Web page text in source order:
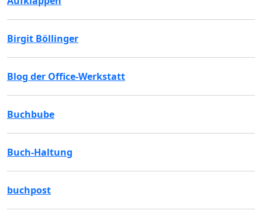
Birgit Böllinger
Blog der Office-Werkstatt
Buchbube
Buch-Haltung
buchpost